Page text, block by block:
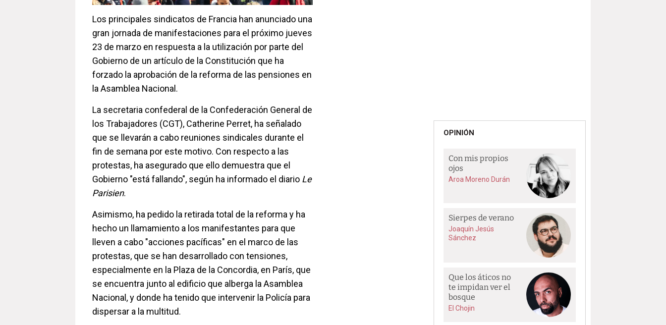
Los principales sindicatos de Francia han anunciado una
gran jornada de manifestaciones para el próximo jueves
23 de marzo en respuesta a la utilización por parte del
Gobierno de un artículo de la Constitución que ha
forzado la aprobación de la reforma de las pensiones en
la Asamblea Nacional.
La secretaria confederal de la Confederación General de
los Trabajadores (CGT), Catherine Perret, ha señalado
que se llevarán a cabo reuniones sindicales durante el
fin de semana por este motivo. Con respecto a las
protestas, ha asegurado que ello demuestra que el
Gobierno "está fallando", según ha informado el diario Le
Parisien.
Asimismo, ha pedido la retirada total de la reforma y ha
hecho un llamamiento a los manifestantes para que
lleven a cabo "acciones pacíficas" en el marco de las
protestas, que se han desarrollado con tensiones,
especialmente en la Plaza de la Concordia, en París, que
se encuentra junto al edificio que alberga la Asamblea
Nacional, y donde ha tenido que intervenir la Policía para
dispersar a la multitud.
OPINIÓN
Con mis propios
ojos
Aroa Moreno Durán
Sierpes de verano
Joaquín Jesús
Sánchez
Que los áticos no
te impidan ver el
bosque
El Chojin